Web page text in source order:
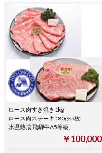
ロース肉すき焼き1kg
ロース肉ステーキ180g×5枚
氷温熟成 飛騨牛A5等級
￥100,000